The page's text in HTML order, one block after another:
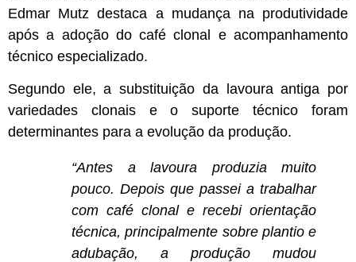
Edmar Mutz destaca a mudança na produtividade
após a adoção do café clonal e acompanhamento
técnico especializado.
Segundo ele, a substituição da lavoura antiga por
variedades clonais e o suporte técnico foram
determinantes para a evolução da produção.
“Antes a lavoura produzia muito
pouco. Depois que passei a trabalhar
com café clonal e recebi orientação
técnica, principalmente sobre plantio e
adubação, a produção mudou